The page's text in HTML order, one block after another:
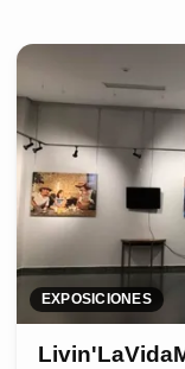
EXPOSICIONES